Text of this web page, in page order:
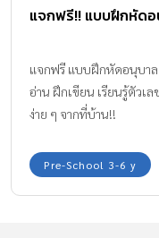
แจกฟรี!! แบบฝึกหัดอ
แจกฟรี แบบฝึกหัดอนุบา
อ่าน ฝึกเขียน เรียนรู้ตัวเ
ง่าย ๆ จากที่บ้าน!!
Pre-School 3-6 y